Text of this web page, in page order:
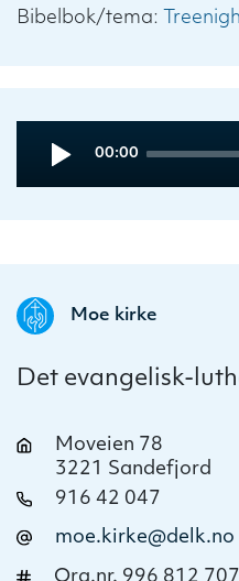
Bibelbok/tema:
Player
Current
00:00
Moe kirke
Det evangelisk-
Moveien 78
3221 Sandefjord
916 42 047
moe.kirke@delk.no
Org.nr. 996 812 707